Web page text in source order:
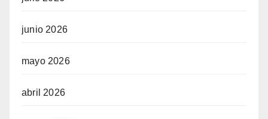
junio 2026
mayo 2026
abril 2026